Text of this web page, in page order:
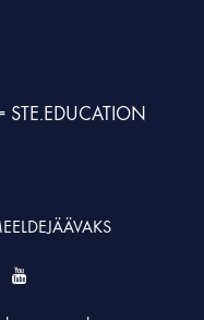
STE.EDUCATION